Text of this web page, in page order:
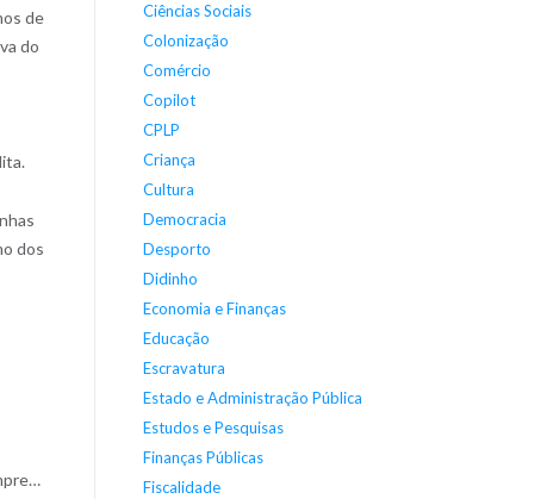
de
do
dos
Ciências Sociais
Colonização
Comércio
Copilot
CPLP
Criança
Cultura
Democracia
Desporto
Didinho
Economia e Finanças
Educação
Escravatura
Estado e Administração Pública
Estudos e Pesquisas
Finanças Públicas
Fiscalidade